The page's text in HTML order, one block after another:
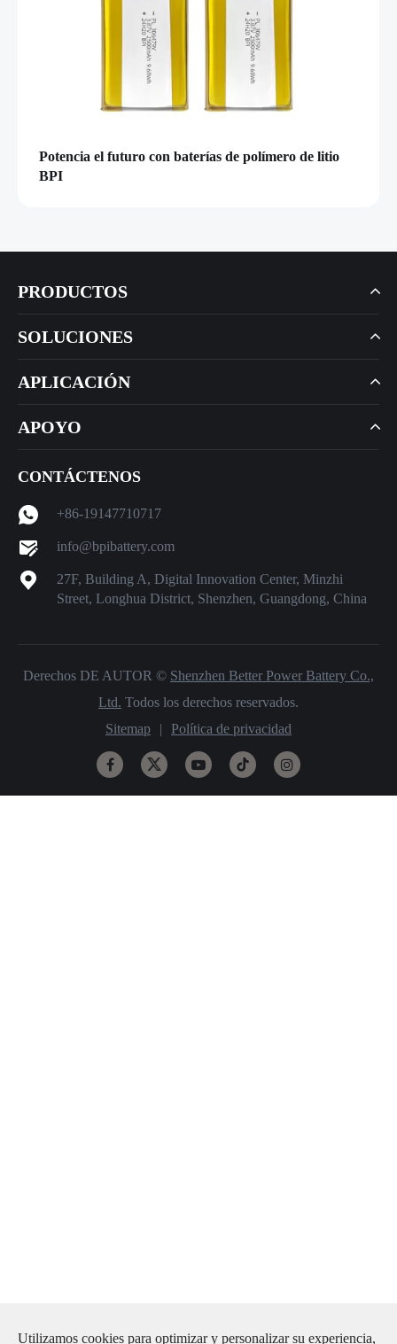
Potencia el futuro con baterías de polímero de litio
BPI
PRODUCTOS
SOLUCIONES
APLICACIÓN
APOYO
CONTÁCTENOS
+86-19147710717
info@bpibattery.com
27F, Building A, Digital Innovation Center, Minzhi
Street, Longhua District, Shenzhen, Guangdong, China
Derechos DE AUTOR © Shenzhen Better Power Battery Co.,
Ltd. Todos los derechos reservados.
Sitemap
| Política de privacidad
Utilizamos cookies para optimizar y personalizar su experiencia,